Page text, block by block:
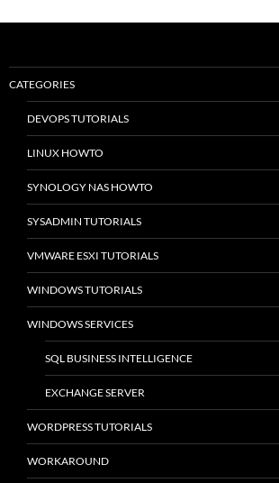
CATEGORIES
DEVOPS TUTORIALS
LINUX HOWTO
SYNOLOGY NAS HOWTO
SYSADMIN TUTORIALS
VMWARE ESXI TUTORIALS
WINDOWS TUTORIALS
WINDOWS SERVICES
SQL BUSINESS INTELLIGENCE
EXCHANGE SERVER
WORDPRESS TUTORIALS
WORKAROUND